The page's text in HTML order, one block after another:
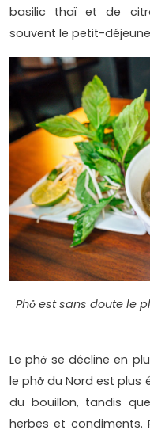
basilic thaï et de
souvent le petit-
Phở est sans doute le
Le phở se décline en
le phở du Nord est plus
du bouillon, tandis
herbes et condiments.